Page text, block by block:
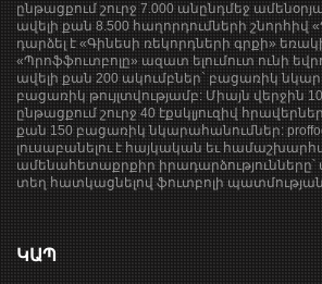
ընթացքում շուրջ 7.000 անընդմեջ
ավելի քան 8.500 հաղորդումների շնորհիվ
դարձել է «Գինեսի ռեկորդների գրքի»
«Պրոֆֆուտբոլը» ազատ ելումուտ ունի
ավելի քան 200 ակումբներ` բացառիկ
բացառիկ թույլտվությամբ: Միայն վերջին
ընթացքում շուրջ 40 էքսկլյուզիվ
քան 150 բացառիկ նկարահանումներ:
լուսաբանելու է հայկական եւ
ամենահետաքրքիր
տեղ հատկացնելով ֆուտբոլի
ԿԱՊ